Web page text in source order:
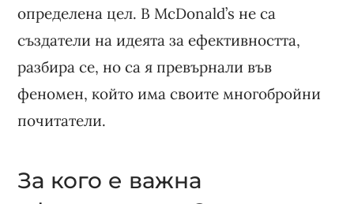
определена цел. В McDonald’s не са
създатели на идеята за ефективността,
разбира се, но са я превърнали във
феномен, който има своите многобройни
почитатели.
За кого е важна